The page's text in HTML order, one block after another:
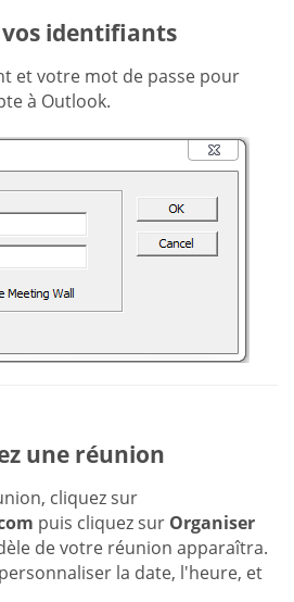
vos identifiants
et votre mot de passe pour
à Outlook.
une réunion
cliquez sur
puis cliquez sur Organiser
de votre réunion apparaîtra.
la date, l'heure, et